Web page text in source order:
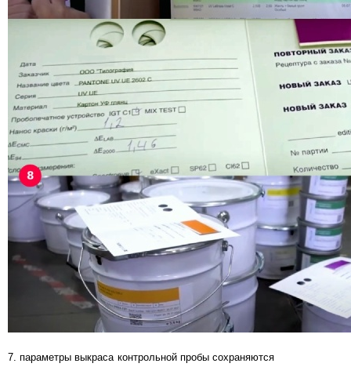
7. параметры выкраса контрольной пробы сохраняются